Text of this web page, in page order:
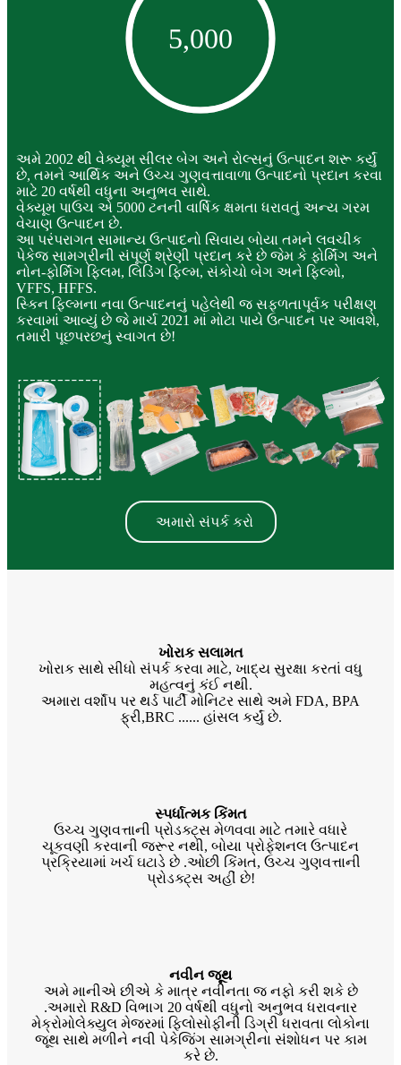
5,000
અમે 2002 થી વેક્યૂમ સીલર બેગ અને રોલ્સનું ઉત્પાદન શરૂ કર્યું
છે, તમને આર્થિક અને ઉચ્ચ ગુણવત્તાવાળા ઉત્પાદનો પ્રદાન કરવા
માટે 20 વર્ષથી વધુના અનુભવ સાથે.
વેક્યૂમ પાઉચ એ 5000 ટનની વાર્ષિક ક્ષમતા ધરાવતું અન્ય ગરમ
વેચાણ ઉત્પાદન છે.
આ પરંપરાગત સામાન્ય ઉત્પાદનો સિવાય બોયા તમને લવચીક
પેકેજ સામગ્રીની સંપૂર્ણ શ્રેણી પ્રદાન કરે છે જેમ કે ફોર્મિંગ અને
નોન-ફોર્મિંગ ફ્લિમ, લિડિંગ ફિલ્મ, સંકોચો બેગ અને ફિલ્મો,
VFFS, HFFS.
સ્કિન ફિલ્મના નવા ઉત્પાદનનું પહેલેથી જ સફળતાપૂર્વક પરીક્ષણ
કરવામાં આવ્યું છે જે માર્ચ 2021 માં મોટા પાયે ઉત્પાદન પર આવશે,
તમારી પૂછપરછનું સ્વાગત છે!
અમારો સંપર્ક કરો
ખોરાક સલામત
ખોરાક સાથે સીધો સંપર્ક કરવા માટે, ખાદ્ય સુરક્ષા કરતાં વધુ
મહત્વનું કંઈ નથી.
અમારા વર્શૉપ પર થર્ડ પાર્ટી મોનિટર સાથે અમે FDA, BPA
ફ્રી,BRC ...... હાંસલ કર્યું છે.
સ્પર્ધાત્મક કિંમત
ઉચ્ચ ગુણવત્તાની પ્રોડક્ટ્સ મેળવવા માટે તમારે વધારે
ચૂકવણી કરવાની જરૂર નથી, બોયા પ્રોફેશનલ ઉત્પાદન
પ્રક્રિયામાં ખર્ચ ઘટાડે છે .ઓછી કિંમત, ઉચ્ચ ગુણવત્તાની
પ્રોડક્ટ્સ અહીં છે!
નવીન જૂથ
અમે માનીએ છીએ કે માત્ર નવીનતા જ નફો કરી શકે છે
.અમારો R&D વિભાગ 20 વર્ષથી વધુનો અનુભવ ધરાવનાર
મેક્રોમોલેક્યુલ મેજરમાં ફિલોસોફીની ડિગ્રી ધરાવતા લોકોના
જૂથ સાથે મળીને નવી પેકેજિંગ સામગ્રીના સંશોધન પર કામ
કરે છે.